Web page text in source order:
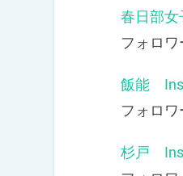
春日部
フォロ
飯能
フォロ
杉戸